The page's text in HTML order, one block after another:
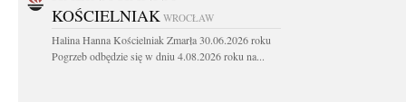
KOŚCIELNIAK WROCŁAW
Halina Hanna Kościelniak Zmarła 30.06.2026 roku
Pogrzeb odbędzie się w dniu 4.08.2026 roku na...